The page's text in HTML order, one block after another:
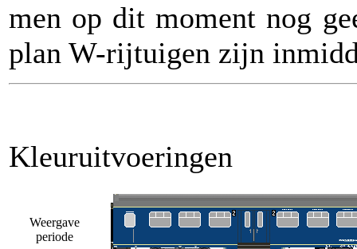
men op dit moment nog
plan W-rijtuigen zijn
Kleuruitvoeringen
Weergave
periode